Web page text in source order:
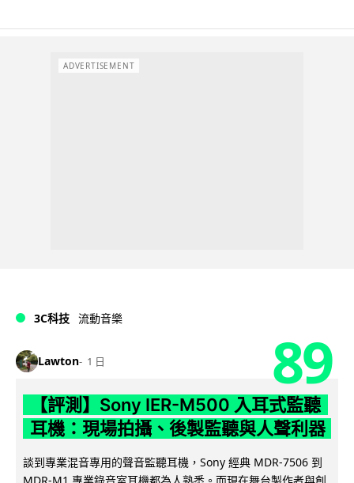
ADVERTISEMENT
3C科技 流動音樂
Lawton 1 日 89
【評測】Sony IER-M500 入耳式監聽
耳機：現場拍攝、後製監聽與人聲利器
談到專業混音專用的聲音監聽耳機，Sony 經典 MDR-7506 到
MDR-M1 專業錄音室耳機都為人熟悉。而現在舞台製作者與創